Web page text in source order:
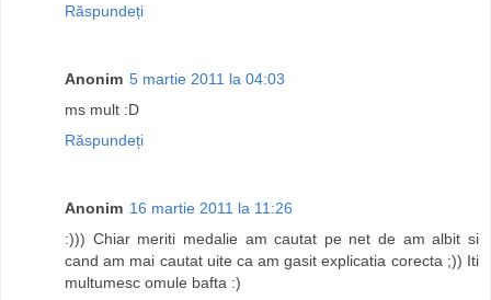
Răspundeți
Anonim 5 martie 2011 la 04:03
ms mult :D
Răspundeți
Anonim 16 martie 2011 la 11:26
:))) Chiar meriti medalie am cautat pe net de am albit si
cand am mai cautat uite ca am gasit explicatia corecta ;)) Iti
multumesc omule bafta :)